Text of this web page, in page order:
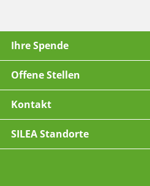
Ihre Spende
Offene Stellen
Kontakt
SILEA Standorte